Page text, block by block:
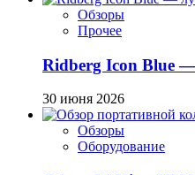
Обзоры
Прочее
Ridberg Icon Blue
30 июня 2026
Обзоры
Оборудование